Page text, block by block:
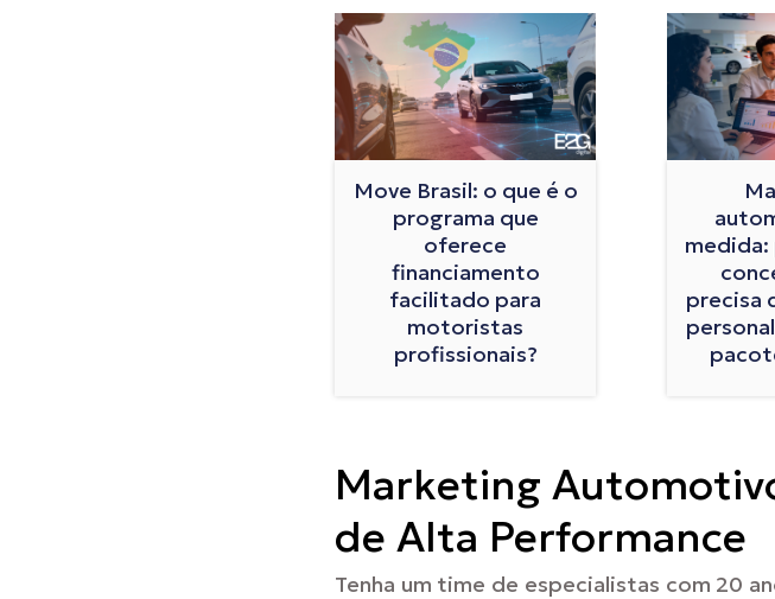
Move Brasil: o que é o
programa que
oferece
financiamento
facilitado para
motoristas
profissionais?
medida:
precisa
Marketing
de Alta Performance
Tenha um time de especialistas com 20